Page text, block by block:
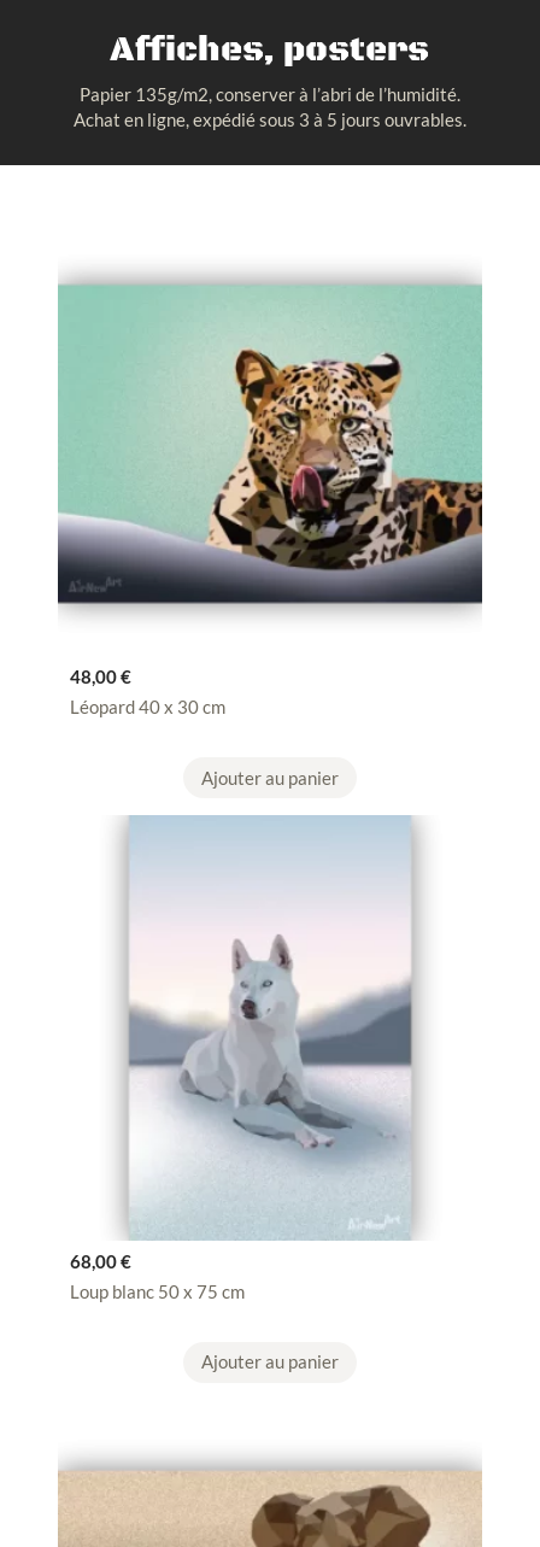
Affiches, posters
Papier 135g/m2, conserver à l’abri de l’humidité.
Achat en ligne, expédié sous 3 à 5 jours ouvrables.
48,00€
Léopard 40 x 30 cm
Ajouter au panier
68,00€
Loup blanc 50 x 75 cm
Ajouter au panier